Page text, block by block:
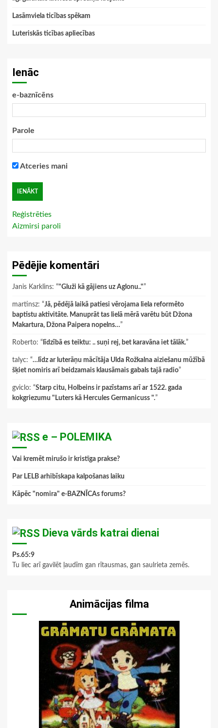
Lasāmviela ticības spēkam
Luteriskās ticības apliecības
Ienāc
e-baznīcēns
Parole
Atceries mani
Reģistrēties
Aizmirsi paroli
Pēdējie komentāri
Janis Karklins: “"Gluži kā gājiens uz Aglonu.."”
martinsz: “Jā, pēdējā laikā patiesi vērojama liela reformēto
baptistu aktivitāte. Manuprāt tas lielā mērā varētu būt Džona
Makartura, Džona Paipera nopelns…”
Roberto: “ līdzībā es teiktu: .. suņi rej, bet karavāna iet tālāk.”
talyc: “…līdz ar luterāņu mācītāja Ulda Rožkalna aiziešanu mūžībā
šķiet nomiris arī beidzamais klausāmais gabals tajā radio”
gviclo: “Starp citu, Holbeins ir pazīstams arī ar 1522. gada
kokgriezumu "Luters kā Hercules Germanicuss ".”
e – POLEMIKA
Vai kremēt mirušo ir kristīga prakse?
Par LELB arhibīskapa kalpošanas laiku
Kāpēc "nomira" e-BAZNĪCAs forums?
Dieva vārds katrai dienai
Ps.65:9
Tu liec arī gavilēt ļaudīm gan rītausmas, gan saulrieta zemēs.
Animācijas filma